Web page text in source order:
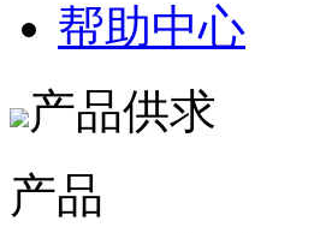
帮助中心
产品供求
产品